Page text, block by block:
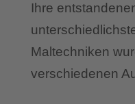
Ihre
Maltechniken
verschiedenen